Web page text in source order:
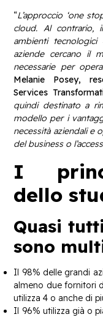
“L’approccio ‘one
cloud. Al contrario,
ambienti
aziende cercano il
necessarie per
Melanie Posey,
Services
quindi destinato a
modello per i
necessità aziendali e
del business o
I
dello
Quasi
sono
Il 98% delle grandi
almeno due fornitori
utilizza 4 o anche di
Il 96% utilizza già o